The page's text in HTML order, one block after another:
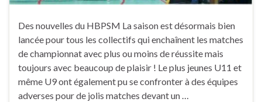
Des nouvelles du HBPSM La saison est désormais bien
lancée pour tous les collectifs qui enchaînent les matches
de championnat avec plus ou moins de réussite mais
toujours avec beaucoup de plaisir ! Le plus jeunes U11 et
même U9 ont également pu se confronter à des équipes
adverses pour de jolis matches devant un …